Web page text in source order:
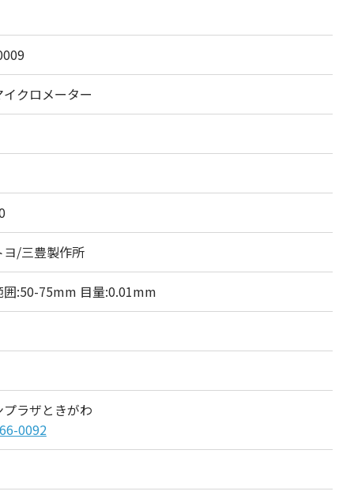
クロメーター
ヨ/三豊製作所
囲:50-75mm 目量:0.01mm
ラザときがわ
0092